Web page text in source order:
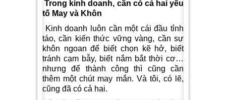
Trong kinh doanh, cần có cả hai yếu
tố May và Khôn
Kinh doanh luôn cần một cái đầu tỉnh
táo, cần kiến thức vững vàng, cần sự
khôn ngoan để biết chọn kẽ hở, biết
tránh cạm bẫy, biết nắm bắt thời cơ…
nhưng để thành công thì cũng cần
thêm một chút may mắn. Và tôi, có lẽ,
cũng đã có cả hai.